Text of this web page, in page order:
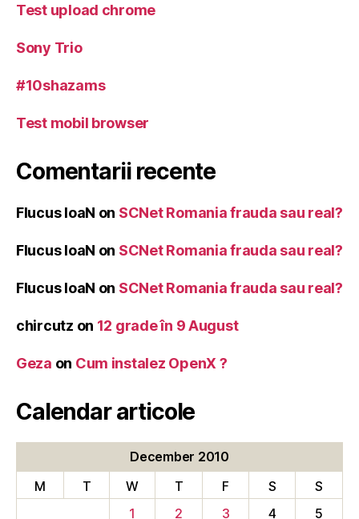
Test upload chrome
Sony Trio
#10shazams
Test mobil browser
Comentarii recente
Flucus IoaN on SCNet Romania frauda sau real?
Flucus IoaN on SCNet Romania frauda sau real?
Flucus IoaN on SCNet Romania frauda sau real?
chircutz on 12 grade în 9 August
Geza on Cum instalez OpenX ?
Calendar articole
December 2010
M
T W T F S
S
1
2 3 4 5